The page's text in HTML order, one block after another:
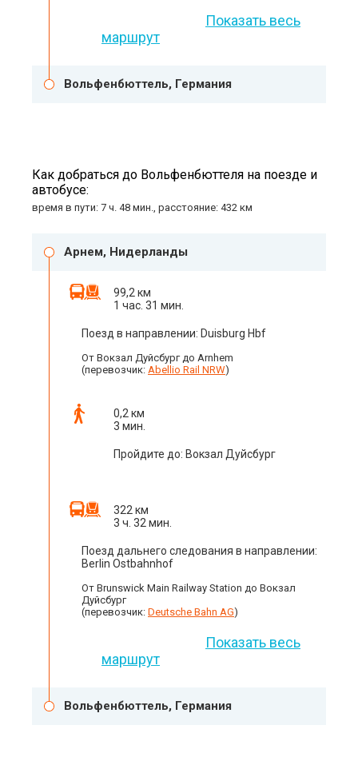
Показать весь
маршрут
Вольфенбюттель, Германия
Как добраться до Вольфенбюттеля на поезде и
автобусе:
время в пути: 7 ч. 48 мин., расстояние: 432 км
Арнем, Нидерланды
99,2 км
1 час. 31 мин.
Поезд в направлении: Duisburg Hbf
От Вокзал Дуйсбург до Arnhem
(перевозчик: Abellio Rail NRW)
0,2 км
3 мин.
Пройдите до: Вокзал Дуйсбург
322 км
3 ч. 32 мин.
Поезд дальнего следования в направлении:
Berlin Ostbahnhof
От Brunswick Main Railway Station до Вокзал
Дуйсбург
(перевозчик: Deutsche Bahn AG)
Показать весь
маршрут
Вольфенбюттель, Германия